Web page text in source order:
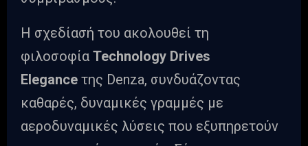
Η σχεδίασή του ακολουθεί τη
φιλοσοφία Technology Drives
Elegance της Denza, συνδυάζοντας
καθαρές, δυναμικές γραμμές με
αεροδυναμικές λύσεις που εξυπηρετούν